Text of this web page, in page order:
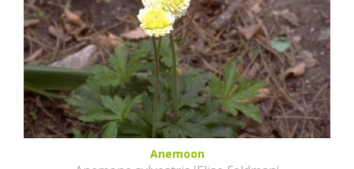
Anemoon